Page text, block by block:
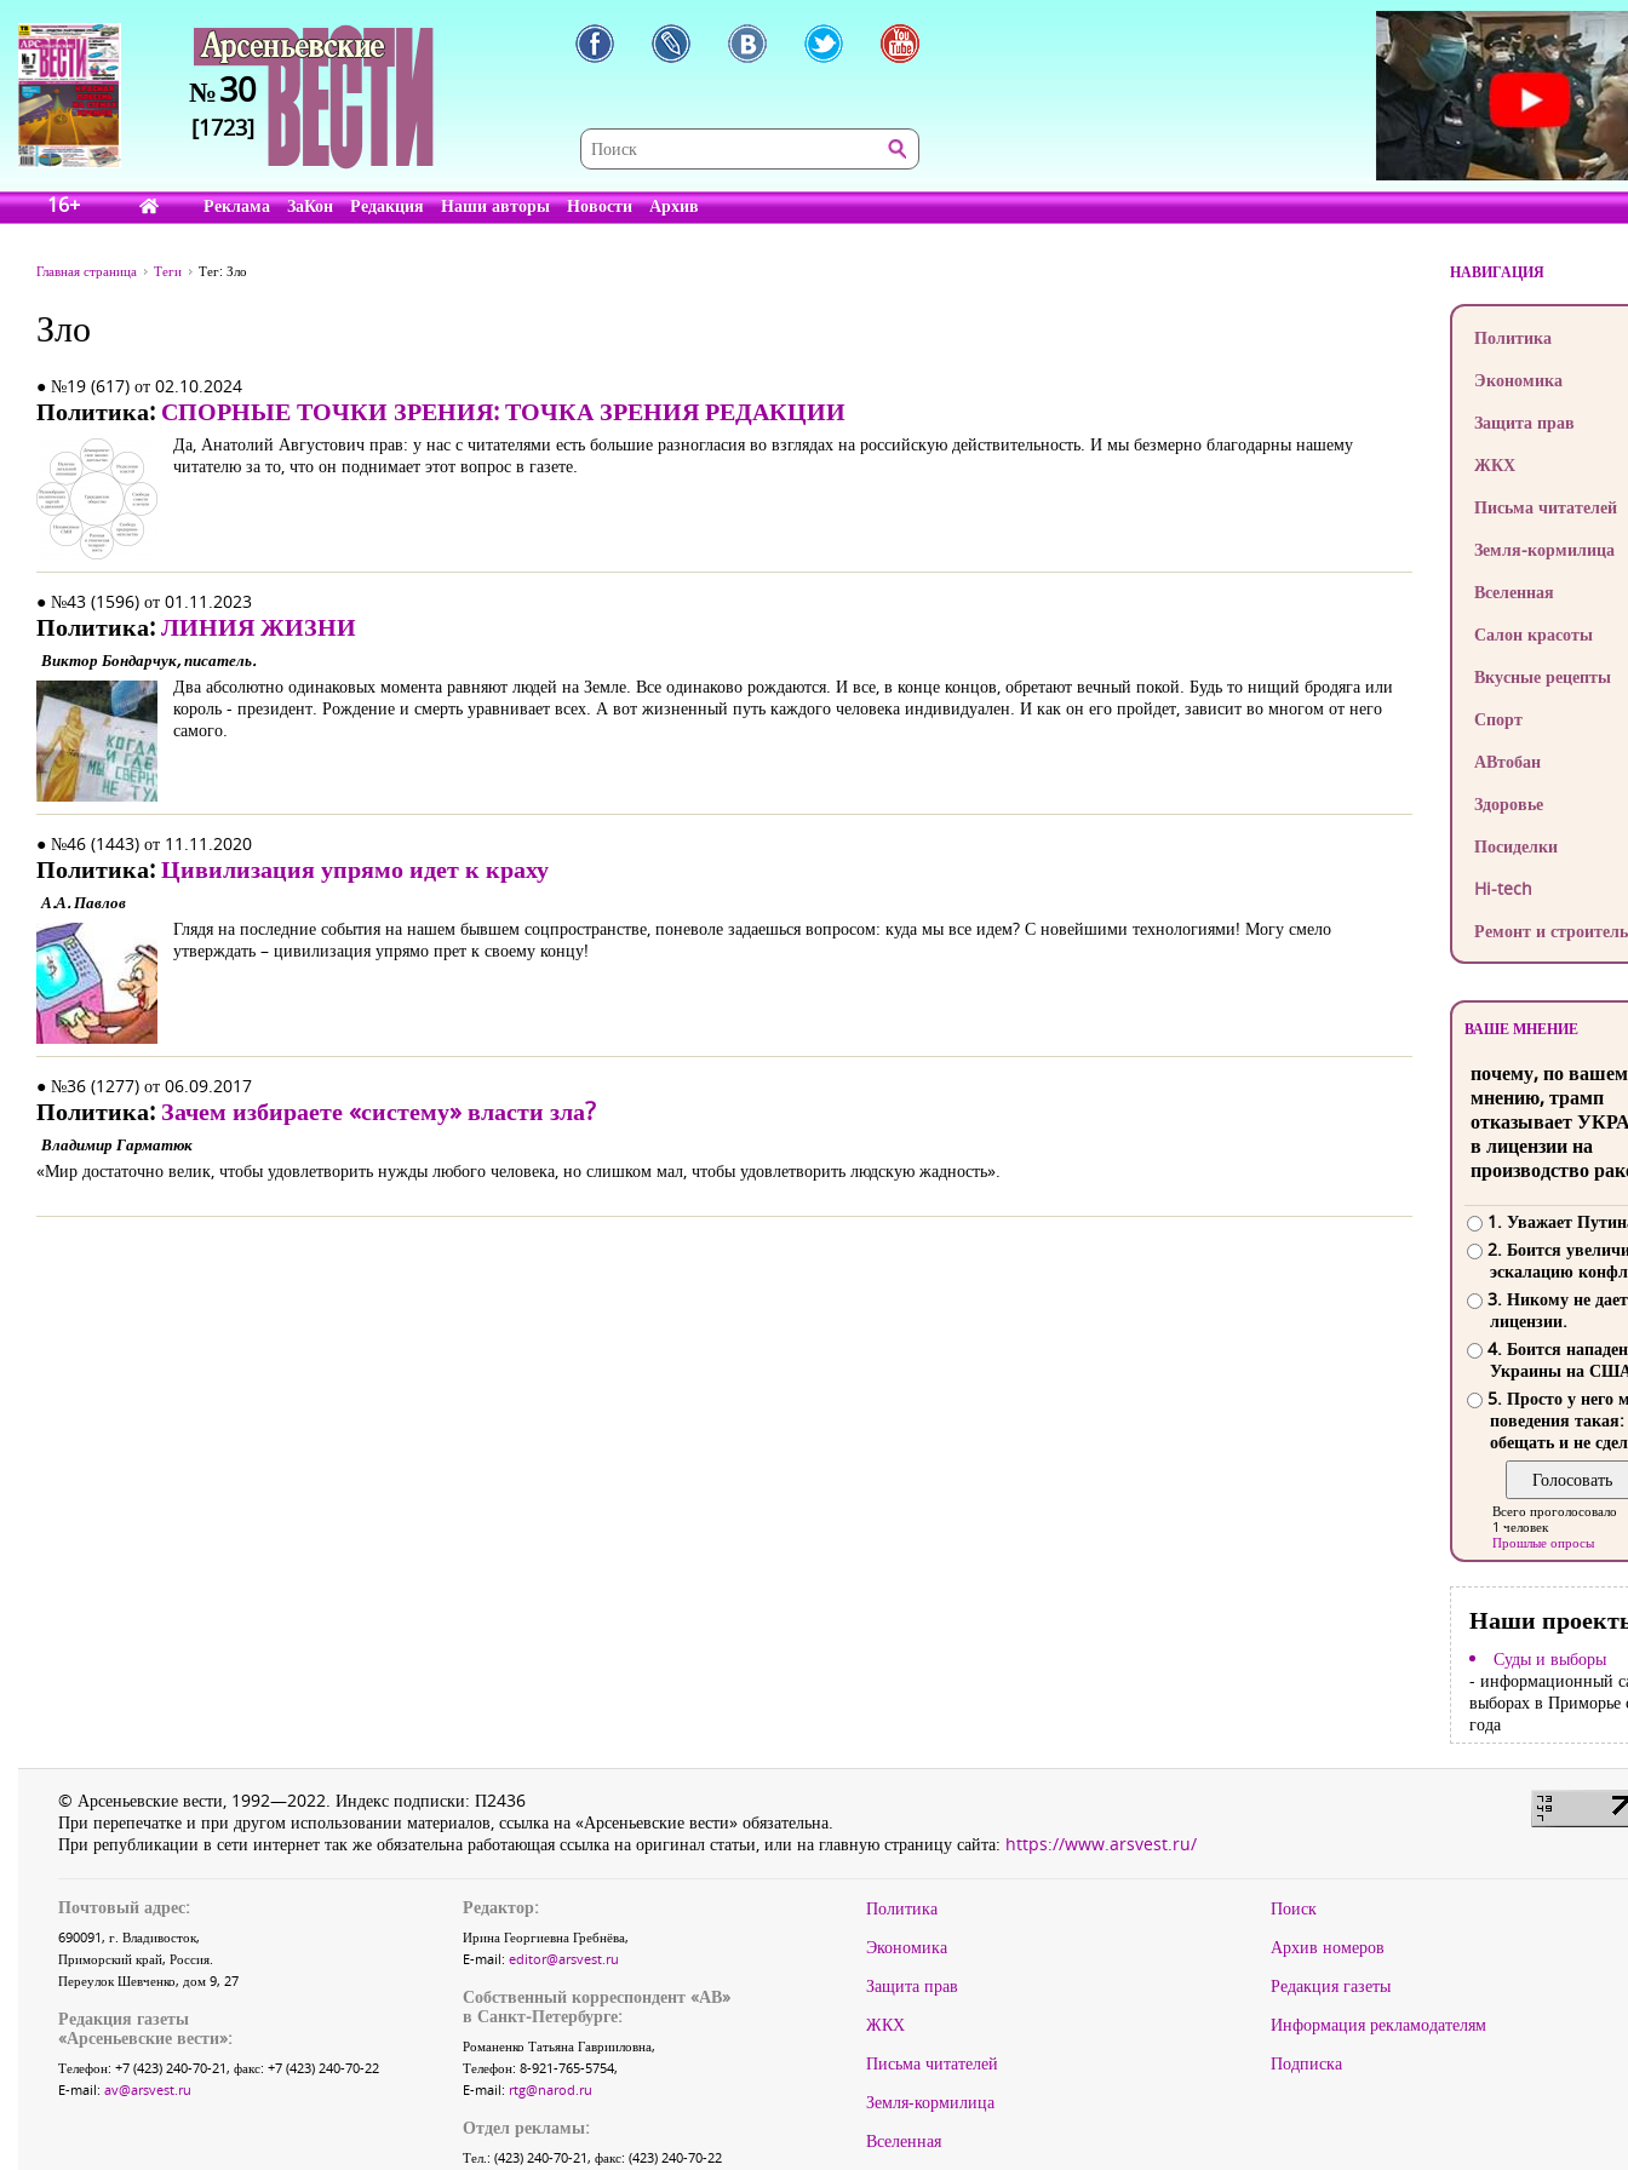
№30
[1723]
16+ Реклама ЗаКон Редакция Наши авторы Новости Архив
Главная страница Теги Тег: Зло
Зло
● №19 (617) от 02.10.2024
Политика: СПОРНЫЕ ТОЧКИ ЗРЕНИЯ: ТОЧКА ЗРЕНИЯ РЕДАКЦИИ
Да, Анатолий Августович прав: у нас с читателями есть большие разногласия во взглядах на российскую действительность. И мы безмерно благодарны нашему
читателю за то, что он поднимает этот вопрос в газете.
● №43 (1596) от 01.11.2023
Политика:ЛИНИЯ ЖИЗНИ
Виктор Бондарчук, писатель.
Два абсолютно одинаковых момента равняют людей на Земле. Все одинаково рождаются. И все, в конце концов, обретают вечный покой. Будь то нищий бродяга или
король - президент. Рождение и смерть уравнивает всех. А вот жизненный путь каждого человека индивидуален. И как он его пройдет, зависит во многом от него
самого.
● №46 (1443) от 11.11.2020
Политика:Цивилизация упрямо идет к краху
А.А. Павлов
Глядя на последние события на нашем бывшем соцпространстве, поневоле задаешься вопросом: куда мы все идем? С новейшими технологиями! Могу смело
утверждать – цивилизация упрямо прет к своему концу!
● №36 (1277) от 06.09.2017
Политика: Зачем избираете «систему» власти зла?
Владимир Гарматюк
«Мир достаточно велик, чтобы удовлетворить нужды любого человека, но слишком мал, чтобы удовлетворить людскую жадность».
НАВИГАЦИЯ
Политика
Экономика
Защита прав
ЖКХ
Письма читателей
Земля-кормилица
Вселенная
Салон красоты
Вкусные рецепты
Спорт
АВтобан
Здоровье
Посиделки
Hi-tech
Ремонт и
ВАШЕ МНЕНИЕ
почему, по
мнению, трамп
отказывает
в лицензии на
производство
1. Уважает
2. Боится
эскалацию
3. Никому не
лицензии.
4. Боится
Украины на
5. Просто у него
поведения такая:
обещать и не
Всего проголосовало
1 человек
Прошлые опросы
Наши
Суды и выборы
- информационный
выборах в Приморье
года
© Арсеньевские вести, 1992—2022. Индекс подписки: П2436
При перепечатке и при другом использовании материалов, ссылка на «Арсеньевские вести» обязательна.
При републикации в сети интернет так же обязательна работающая ссылка на оригинал статьи, или на главную страницу сайта: https://www.arsvest.ru/
Почтовый адрес:
690091, г. Владивосток,
Приморский край, Россия.
Переулок Шевченко, дом 9, 27
Редакция газеты
«Арсеньевские вести»:
Телефон: +7 (423) 240-70-21, факс: +7 (423) 240-70-22
E-mail: av@arsvest.ru
Редактор:
Ирина Георгиевна Гребнёва,
E-mail: editor@arsvest.ru
Собственный корреспондент «АВ»
в Санкт-Петербурге:
Романенко Татьяна Гаврииловна,
Телефон: 8-921-765-5754,
E-mail: rtg@narod.ru
Отдел рекламы:
Тел.: (423) 240-70-21, факс: (423) 240-70-22
Политика
Экономика
Защита прав
ЖКХ
Письма читателей
Земля-кормилица
Вселенная
Поиск
Архив номеров
Редакция газеты
Информация рекламодателям
Подписка